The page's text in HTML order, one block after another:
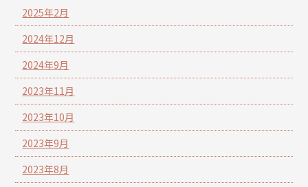
2025年2月
2024年12月
2024年9月
2023年11月
2023年10月
2023年9月
2023年8月